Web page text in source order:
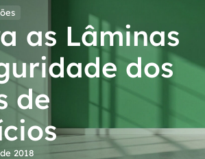
as Lâminas
dos
de
2018